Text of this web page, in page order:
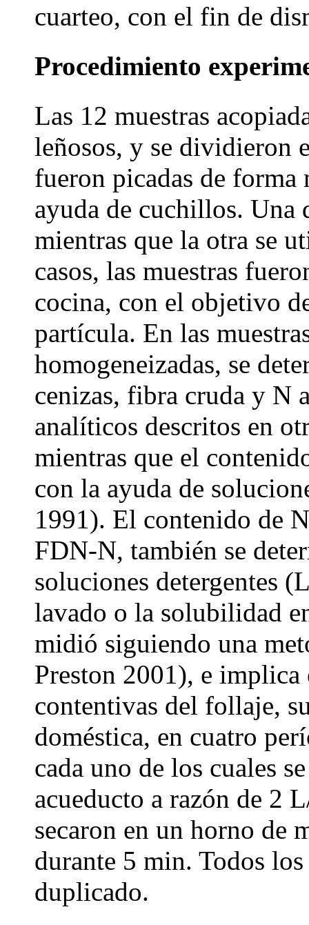
cuarteo, con el fin de
Procedimiento
Las 12 muestras
leñosos, y se dividieron
fueron picadas de
ayuda de cuchillos. Una
mientras que la otra se
casos, las muestras
cocina, con el objetivo
partícula. En las
homogeneizadas, se
cenizas, fibra cruda y N
analíticos descritos en
mientras que el
con la ayuda de
1991). El contenido de
FDN-N, también se
soluciones detergentes
lavado o la solubilidad
midió siguiendo una
Preston 2001), e
contentivas del follaje,
doméstica, en cuatro
cada uno de los cuales
acueducto a razón de 2
secaron en un horno de
durante 5 min. Todos
duplicado.